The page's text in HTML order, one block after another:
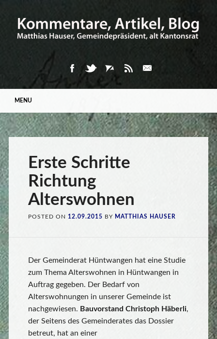
Main menu
content
MENU
Erste Schritte
Richtung
Alterswohnen
POSTED ON 12.09.2015 BY MATTHIAS HAUSER
Der Gemeinderat Hüntwangen hat eine Studie
zum Thema Alterswohnen in Hüntwangen in
Auftrag gegeben. Der Bedarf von
Alterswohnungen in unserer Gemeinde ist
nachgewiesen. Bauvorstand Christoph Häberli,
der Seitens des Gemeinderates das Dossier
betreut, hat an einer